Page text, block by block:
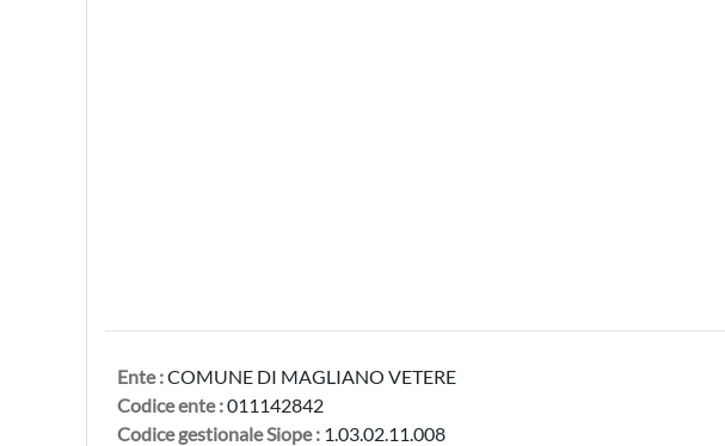
Ente :COMUNE DI MAGLIANO VETERE
Codice ente :011142842
Codice gestionale Siope : 1.03.02.11.008